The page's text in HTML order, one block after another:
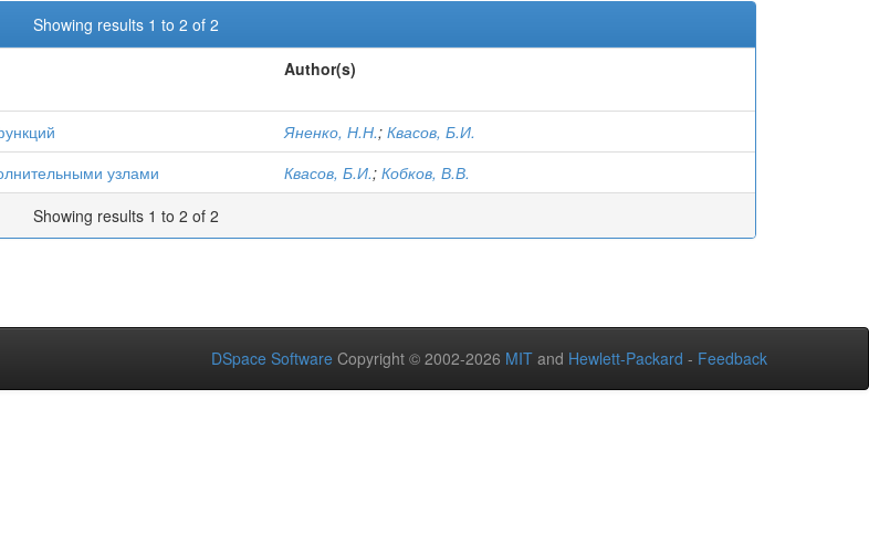
Showing results 1 to 2 of 2
Author(s)
Яненко, Н.Н.; Квасов, Б.И.
узлами Квасов, Б.И.; Кобков, В.В.
Showing results 1 to 2 of 2
DSpace Software Copyright © 2002-2026 MIT and Hewlett-Packard - Feedback